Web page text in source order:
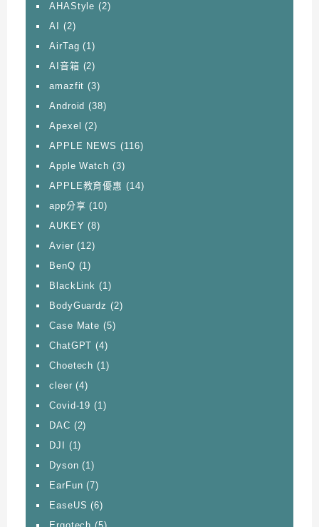
AHAStyle (2)
AI
(2)
AirTag (1)
AI音箱 (2)
amazfit (3)
Android (38)
Apexel (2)
APPLE NEWS (116)
Apple Watch (3)
APPLE教育優惠 (14)
app分享 (10)
AUKEY (8)
Avier (12)
BenQ (1)
BlackLink (1)
BodyGuardz (2)
Case Mate (5)
ChatGPT (4)
Choetech (1)
cleer (4)
Covid-19 (1)
DAC (2)
DJI
(1)
Dyson (1)
EarFun (7)
EaseUS (6)